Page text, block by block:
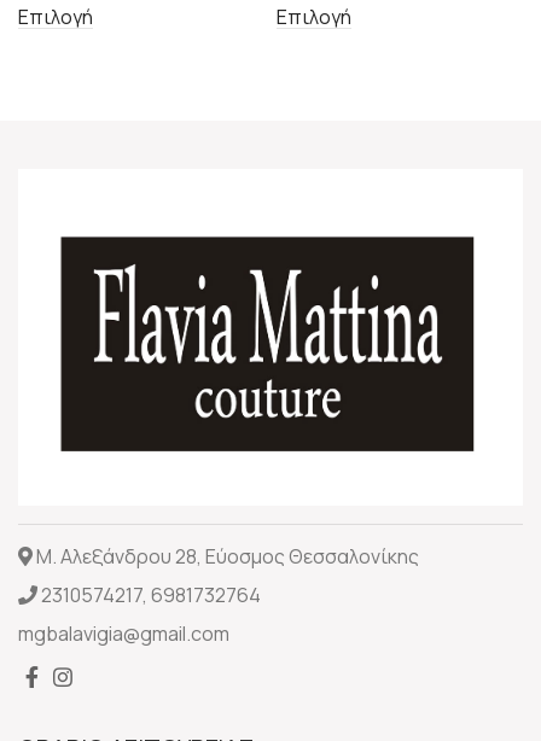
Επιλογή Επιλογή
Μ. Αλεξάνδρου 28, Εύοσμος Θεσσαλονίκης
2310574217, 6981732764
mgbalavigia@gmail.com